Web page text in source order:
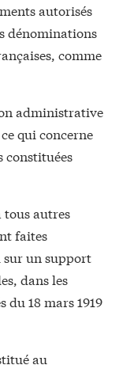
autorisés
dénominations
comme
administrative
qui concerne
constituées
tous autres
faites
un support
dans les
18 mars 1919
au